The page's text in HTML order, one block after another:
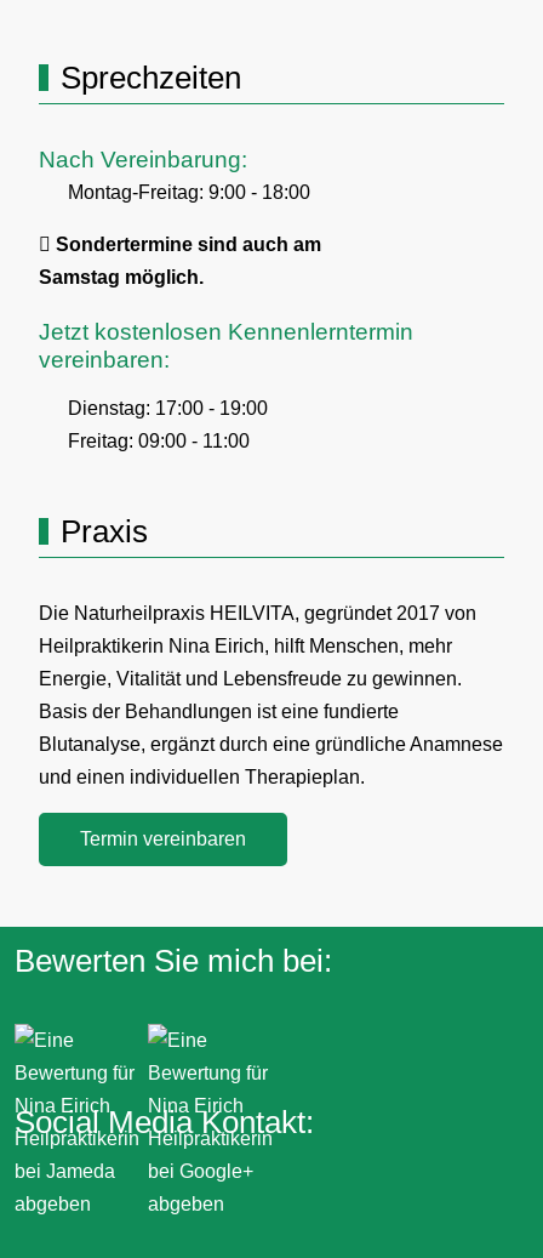
Sprechzeiten
Nach Vereinbarung:
Montag-Freitag: 9:00 - 18:00
Sondertermine sind auch am
Samstag möglich.
Jetzt kostenlosen Kennenlerntermin
vereinbaren:
Dienstag: 17:00 - 19:00
Freitag: 09:00 - 11:00
Praxis
Die Naturheilpraxis HEILVITA, gegründet 2017 von
Heilpraktikerin Nina Eirich, hilft Menschen, mehr
Energie, Vitalität und Lebensfreude zu gewinnen.
Basis der Behandlungen ist eine fundierte
Blutanalyse, ergänzt durch eine gründliche Anamnese
und einen individuellen Therapieplan.
Termin vereinbaren
Bewerten Sie mich bei:
Social Media Kontakt: